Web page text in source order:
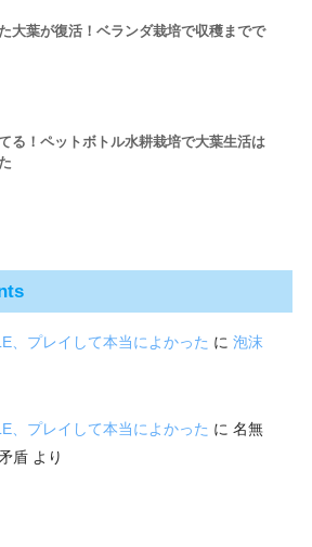
大葉が復活！ベランダ栽培で収穫までで
る！ペットボトル水耕栽培で大葉生活は
、プレイして本当によかった に 泡沫
、プレイして本当によかった に 名無
盾より